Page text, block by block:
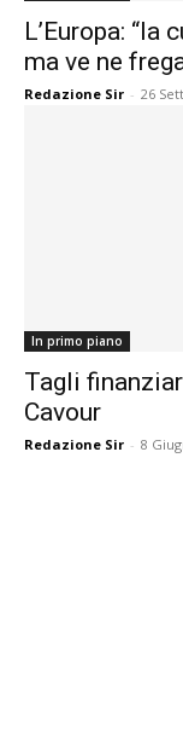
L’Europa:
ma ve ne
Redazione Sir - 26
In primo piano
Tagli
Cavour
Redazione Sir - 8